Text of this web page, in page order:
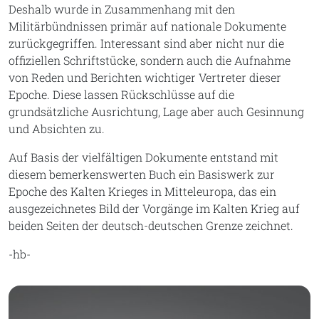
Deshalb wurde in Zusammenhang mit den
Militärbündnissen primär auf nationale Dokumente
zurückgegriffen. Interessant sind aber nicht nur die
offiziellen Schriftstücke, sondern auch die Aufnahme
von Reden und Berichten wichtiger Vertreter dieser
Epoche. Diese lassen Rückschlüsse auf die
grundsätzliche Ausrichtung, Lage aber auch Gesinnung
und Absichten zu.
Auf Basis der vielfältigen Dokumente entstand mit
diesem bemerkenswerten Buch ein Basiswerk zur
Epoche des Kalten Krieges in Mitteleuropa, das ein
ausgezeichnetes Bild der Vorgänge im Kalten Krieg auf
beiden Seiten der deutsch-deutschen Grenze zeichnet.
-hb-